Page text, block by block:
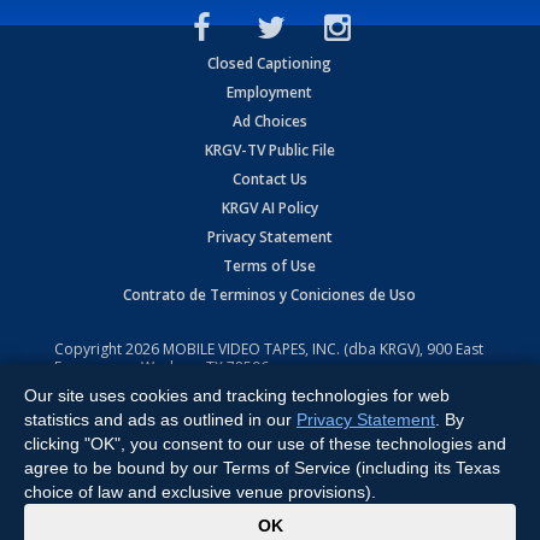
Closed Captioning
Employment
Ad Choices
KRGV-TV Public File
Contact Us
KRGV AI Policy
Privacy Statement
Terms of Use
Contrato de Terminos y Coniciones de Uso
Copyright2026 MOBILE VIDEO TAPES, INC. (dba KRGV), 900 East
Expressway, Weslaco, TX 78596.
All Rights Reserved. Powered by:Ruby Shore Software
Our site uses cookies and tracking technologies for web
statistics and ads as outlined in our Privacy Statement . By
clicking "OK", you consent to our use of these technologies and
agree to be bound by our Terms of Service (including its Texas
choice of law and exclusive venue provisions).
OK